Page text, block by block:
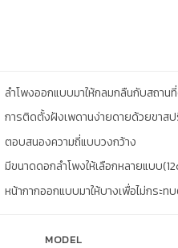
ลำโพงออกแบบมาให้กลมกลืนกับสถาน
การติดตั้งฝังเพดานง่ายดายด้วยขาสป
ตอบสนองความถี่แบบวงกว้าง
มีขนาดดอกลำโพงให้เลือกหลายแบบ
หน้ากากออกแบบมาให้บางเพื่อไม่กระท
MODEL